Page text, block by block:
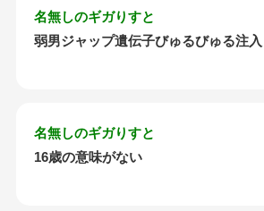
名無しのギガりすと
弱男ジャップ遺伝子びゅるびゅる注
名無しのギガりすと
16歳の意味がない